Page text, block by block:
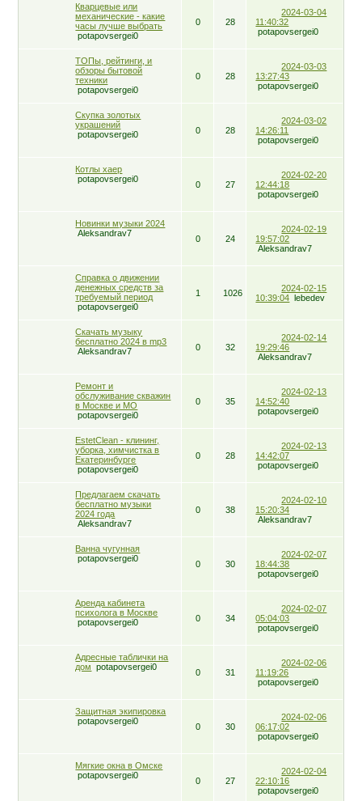
Кварцевые или
механические - какие
часы лучше выбрать
potapovsergei0
0 28
2024-03-04
11:40:32
potapovsergei0
ТОПы, рейтинги, и
обзоры бытовой
техники
potapovsergei0
0 28
2024-03-03
13:27:43
potapovsergei0
Скупка золотых
украшений
potapovsergei0
0 28
2024-03-02
14:26:11
potapovsergei0
Котлы хаер
potapovsergei0
0 27
2024-02-20
12:44:18
potapovsergei0
Новинки музыки 2024
Aleksandrav7
0 24
2024-02-19
19:57:02
Aleksandrav7
Справка о движении
денежных средств за
требуемый период
potapovsergei0
1 1026
2024-02-15
10:39:04 lebedev
Скачать музыку
бесплатно 2024 в mp3
Aleksandrav7
0 32
2024-02-14
19:29:46
Aleksandrav7
Ремонт и
обслуживание скважин
в Москве и МО
potapovsergei0
0 35
2024-02-13
14:52:40
potapovsergei0
EstetClean - клининг,
уборка, химчистка в
Екатеринбурге
potapovsergei0
0 28
2024-02-13
14:42:07
potapovsergei0
Предлагаем скачать
бесплатно музыки
2024 года
Aleksandrav7
0 38
2024-02-10
15:20:34
Aleksandrav7
Ванна чугунная
potapovsergei0
0 30
2024-02-07
18:44:38
potapovsergei0
Аренда кабинета
психолога в Москве
potapovsergei0
0 34
2024-02-07
05:04:03
potapovsergei0
Адресные таблички на
дом
potapovsergei0
0 31
2024-02-06
11:19:26
potapovsergei0
Защитная экипировка
potapovsergei0
0 30
2024-02-06
06:17:02
potapovsergei0
Мягкие окна в Омске
potapovsergei0
0 27
2024-02-04
22:10:16
potapovsergei0